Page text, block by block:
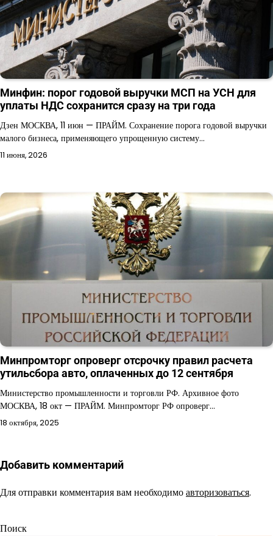
Минфин: порог годовой выручки МСП на УСН для
уплаты НДС сохранится сразу на три года
Дзен МОСКВА, 11 июн — ПРАЙМ. Сохранение порога годовой выручки
малого бизнеса, применяющего упрощенную систему…
11 июня, 2026
Минпромторг опроверг отсрочку правил расчета
утильсбора авто, оплаченных до 12 сентября
Министерство промышленности и торговли РФ. Архивное фото
МОСКВА, 18 окт — ПРАЙМ. Минпромторг РФ опроверг…
18 октября, 2025
Добавить комментарий
Для отправки комментария вам необходимоавторизоваться.
Поиск